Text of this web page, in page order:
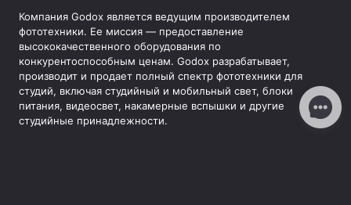
Компания Godox является ведущим производителем
фототехники. Ее миссия — предоставление
высококачественного оборудования по
конкурентоспособным ценам. Godox разрабатывает,
производит и продает полный спектр фототехники для
студий, включая студийный и мобильный свет, блоки
питания, видеосвет, накамерные вспышки и другие
студийные принадлежности.